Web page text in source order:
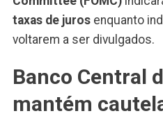
taxas de jurosenquanto
voltarem a ser divulgados.
Banco Central
mantém